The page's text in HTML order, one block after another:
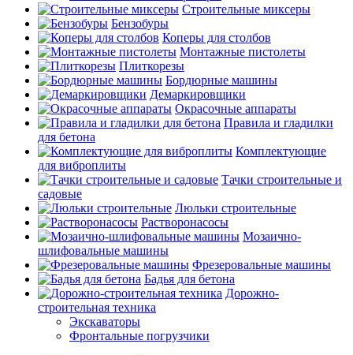
Строительные миксеры
Бензобуры
Коперы для столбов
Монтажные пистолеты
Плиткорезы
Бордюрные машины
Демаркировщики
Окрасочные аппараты
Правила и гладилки
для бетона
Комплектующие
для виброплиты
Тачки строительные и
садовые
Люльки строительные
Растворонасосы
Мозаично-
шлифовальные машины
Фрезеровальные машины
Бадья для бетона
Дорожно-
строительная техника
Экскаваторы
Фронтальные погрузчики